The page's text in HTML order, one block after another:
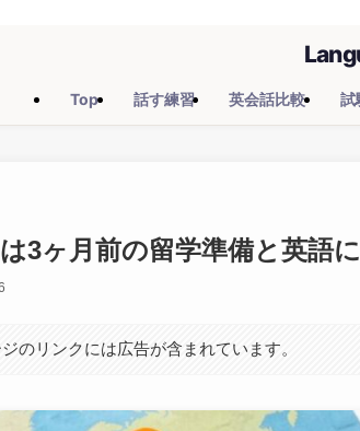
Top 話す練習 英会話比較 試
3ヶ月前の留学準備と英語
のリンクには広告が含まれています。